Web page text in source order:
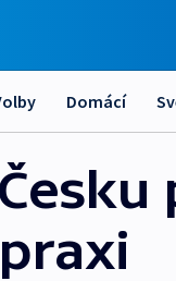
Domácí